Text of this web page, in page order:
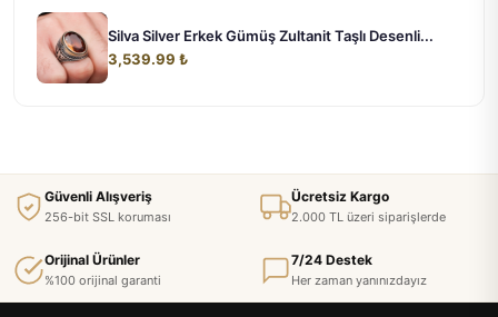
Silva Silver Erkek Gümüş Zultanit Taşlı Desenli...
3,539.99 ₺
Güvenli Alışveriş
256-bit SSL koruması
Ücretsiz Kargo
2.000 TL üzeri siparişlerde
Orijinal Ürünler
%100 orijinal garanti
7/24 Destek
Her zaman yanınızdayız